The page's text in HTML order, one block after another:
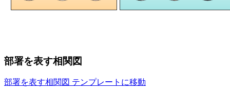
部署を表す相関図
部署を表す相関図 テンプレートに移動